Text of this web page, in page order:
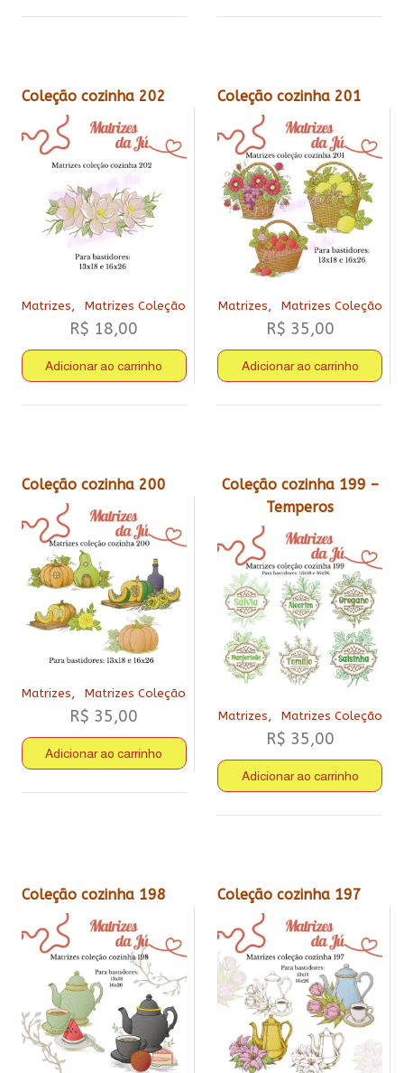
Coleção cozinha 202
Matrizes, Matrizes Coleção
R$ 18,00
Adicionar ao carrinho
Coleção cozinha 201
Matrizes, Matrizes Coleção
R$ 35,00
Adicionar ao carrinho
Coleção cozinha 200
Matrizes, Matrizes Coleção
R$ 35,00
Adicionar ao carrinho
Coleção cozinha 199 –
Temperos
Matrizes, Matrizes Coleção
R$ 35,00
Adicionar ao carrinho
Coleção cozinha 198 Coleção cozinha 197